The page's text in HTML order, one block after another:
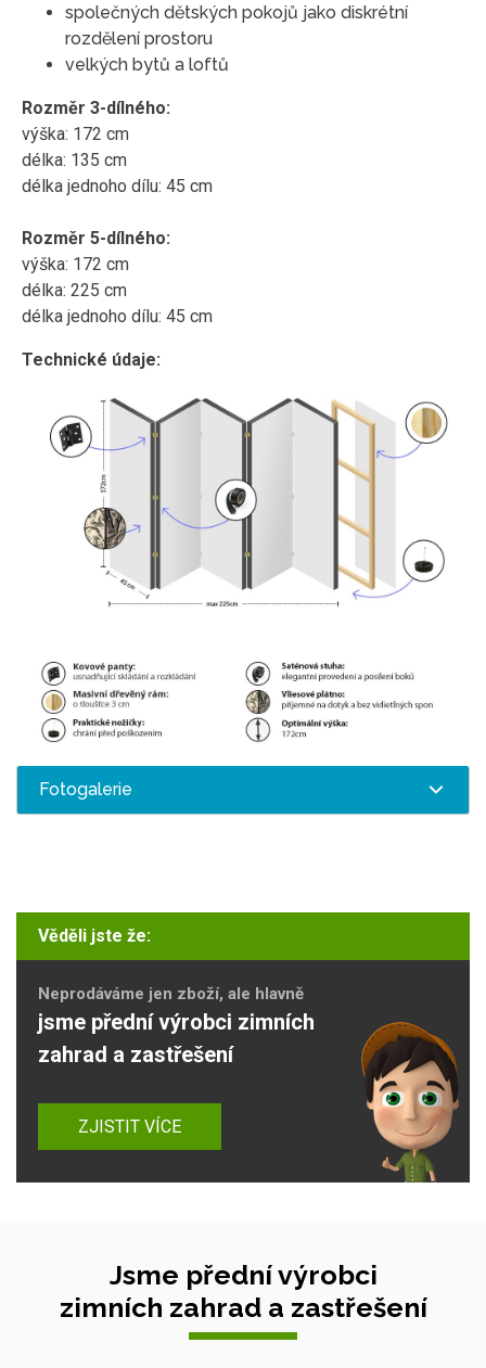
společných dětských pokojů jako diskrétní
rozdělení prostoru
velkých bytů a loftů
Rozměr 3-dílného:
výška: 172 cm
délka: 135 cm
délka jednoho dílu: 45 cm
Rozměr 5-dílného:
výška: 172 cm
délka: 225 cm
délka jednoho dílu: 45 cm
Technické údaje:
Fotogalerie
Věděli jste že:
Neprodáváme jen zboží, ale hlavně
jsme přední výrobci zimních
zahrad a zastřešení
ZJISTIT VÍCE
Jsme přední výrobci
zimních zahrad a zastřešení